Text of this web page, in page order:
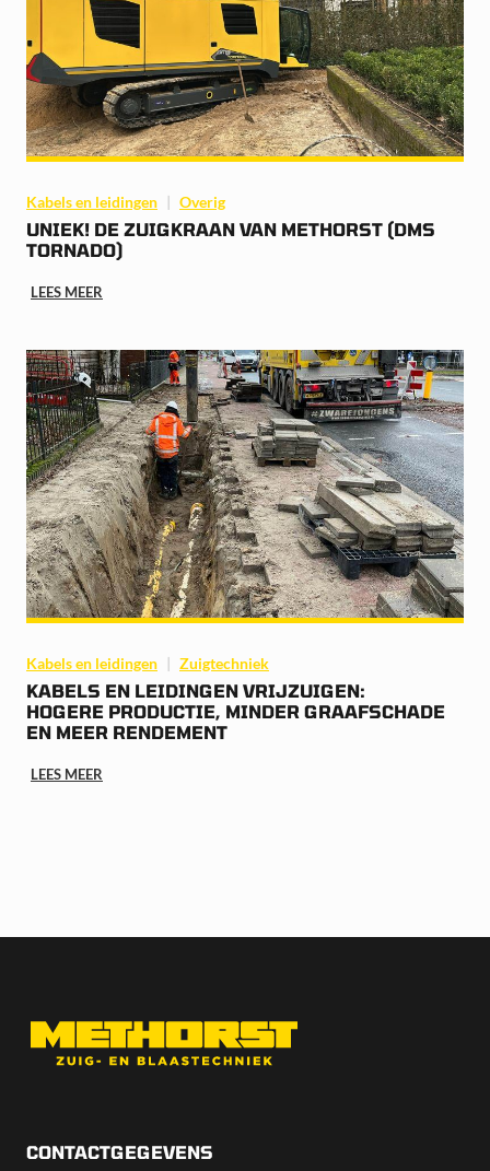
Kabels en leidingen Overig
UNIEK! DE ZUIGKRAAN VAN METHORST (DMS
TORNADO)
LEES MEER
Kabels en leidingen Zuigtechniek
KABELS EN LEIDINGEN VRIJZUIGEN:
HOGERE PRODUCTIE, MINDER GRAAFSCHADE
EN MEER RENDEMENT
LEES MEER
CONTACTGEGEVENS